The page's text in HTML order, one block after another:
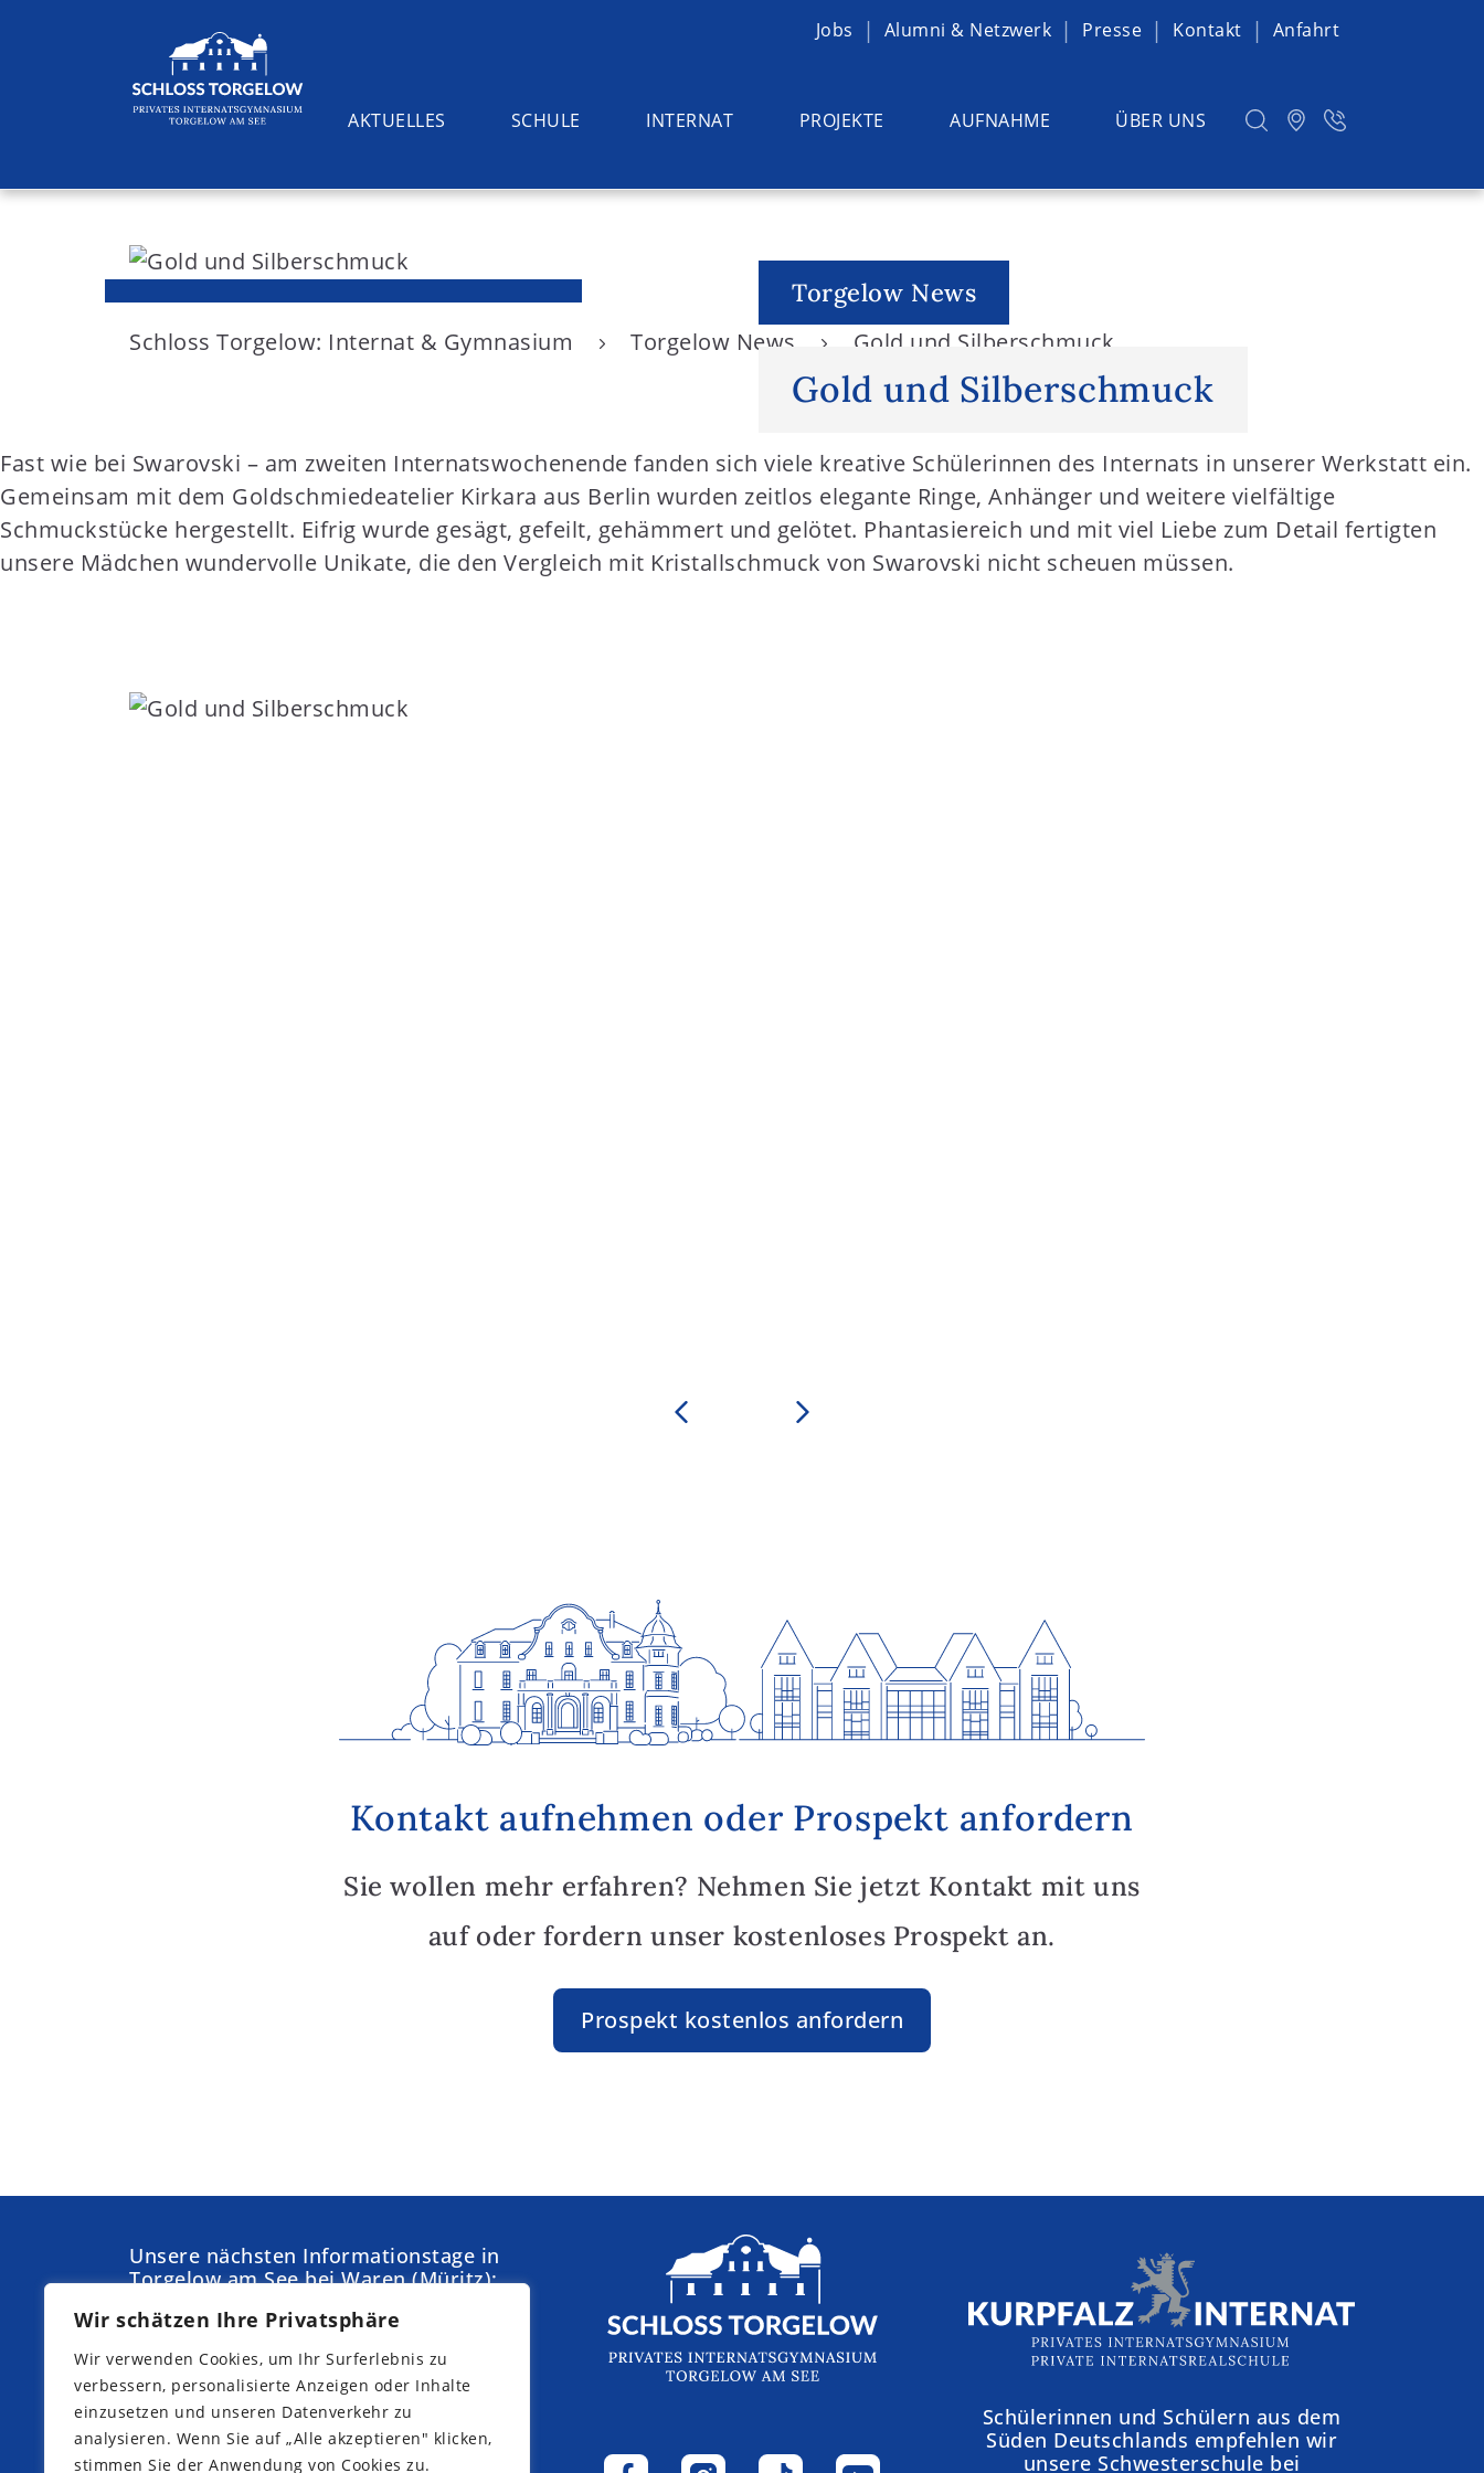
Wir schätzen Ihre Privatsphäre
Wir verwenden Cookies, um Ihr Surferlebnis zu
verbessern, personalisierte Anzeigen oder Inhalte
einzusetzen und unseren Datenverkehr zu
analysieren. Wenn Sie auf „Alle akzeptieren" klicken,
stimmen Sie der Anwendung von Cookies zu.
S
n
t
e
n
Jobs Alumni & Netzwerk Presse Kontakt Anfahrt
AKTUELLES SCHULE INTERNAT PROJEKTE AUFNAHME ÜBER UNS
Suchen Torgelow News
Gold und Silberschmuck
Schloss Torgelow: Internat & Gymnasium Torgelow News Gold und Silberschmuck
Fast wie bei Swarovski – am zweiten Internatswochenende fanden sich viele kreative Schülerinnen des Internats in unserer Werkstatt ein.
Gemeinsam mit dem Goldschmiedeatelier Kirkara aus Berlin wurden zeitlos elegante Ringe, Anhänger und weitere vielfältige
Schmuckstücke hergestellt. Eifrig wurde gesägt, gefeilt, gehämmert und gelötet. Phantasiereich und mit viel Liebe zum Detail fertigten
unsere Mädchen wundervolle Unikate, die den Vergleich mit Kristallschmuck von Swarovski nicht scheuen müssen.
Kontakt aufnehmen oder Prospekt anfordern
Sie wollen mehr erfahren? Nehmen Sie jetzt Kontakt mit uns
auf oder fordern unser kostenloses Prospekt an.
Prospekt kostenlos anfordern
Unsere nächsten Informationstage in
Torgelow am See bei Waren (Müritz):
Samstag,
05.09.2026
Samstag,
19.09.2026
Sonntag,
04.10.2026
Samstag,
10.10.2026
Schülerinnen und Schülern aus dem
Süden Deutschlands empfehlen wir
unsere Schwesterschule bei